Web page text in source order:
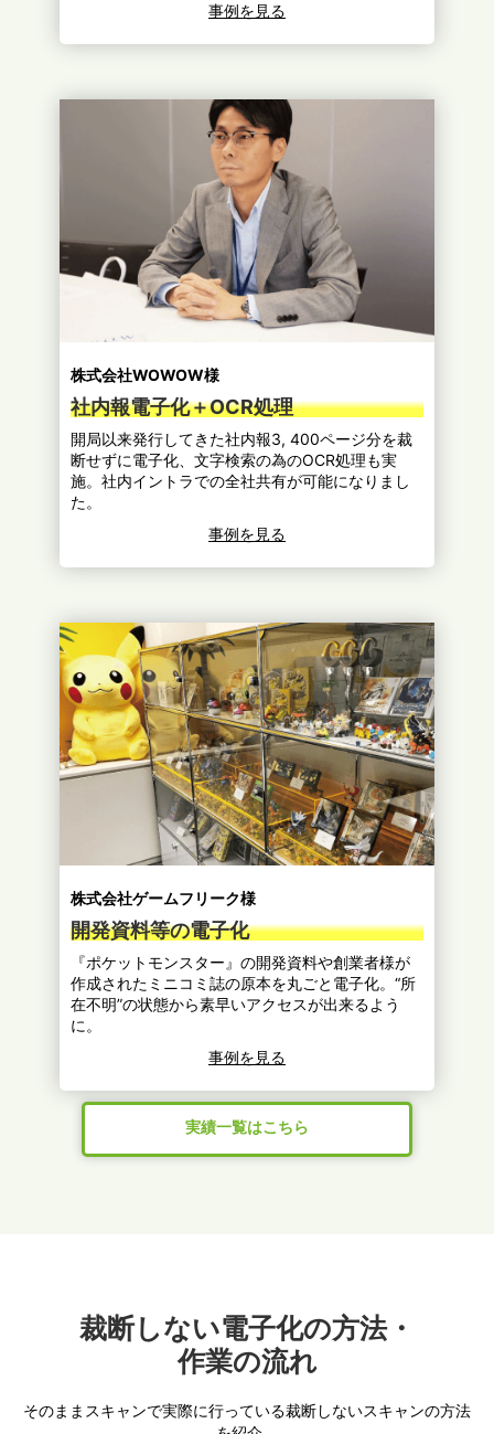
事例を見る
株式会社WOWOW様
社内報電子化＋OCR処理
開局以来発行してきた社内報3, 400ページ分を裁
断せずに電子化、文字検索の為のOCR処理も実
施。社内イントラでの全社共有が可能になりまし
た。
事例を見る
株式会社ゲームフリーク様
開発資料等の電子化
『ポケットモンスター』の開発資料や創業者様が
作成されたミニコミ誌の原本を丸ごと電子化。“所
在不明”の状態から素早いアクセスが出来るよう
に。
事例を見る
実績一覧はこちら
裁断しない電子化の方法・
作業の流れ
そのままスキャンで実際に行っている裁断しないスキャンの方法